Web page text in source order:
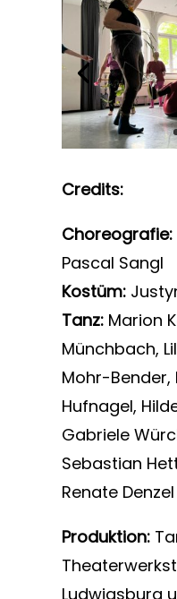
Credits:
Choreografie:
Pascal Sangl
Kostüm:
Tanz:Marion
Münchbach,
Mohr-
Hufnagel,
Gabriele
Sebastian
Renate Denzel
Produktion:
Ludwigsburg